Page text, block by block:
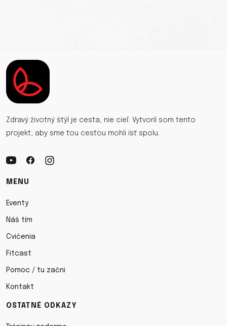
Zdravý životný štýl je cesta, nie cieľ. Vytvoril som tento
projekt, aby sme tou cestou mohli ísť spolu.
MENU
Eventy
Náš tím
Cvičenia
Fitcast
Pomoc / tu začni
Kontakt
OSTATNÉ ODKAZY